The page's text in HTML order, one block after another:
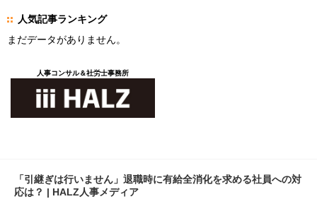
人気記事ランキング
まだデータがありません。
人事コンサル＆社労士事務所
「引継ぎは行いません」退職時に有給全消化を求める社員への対
応は？ | HALZ人事メディア